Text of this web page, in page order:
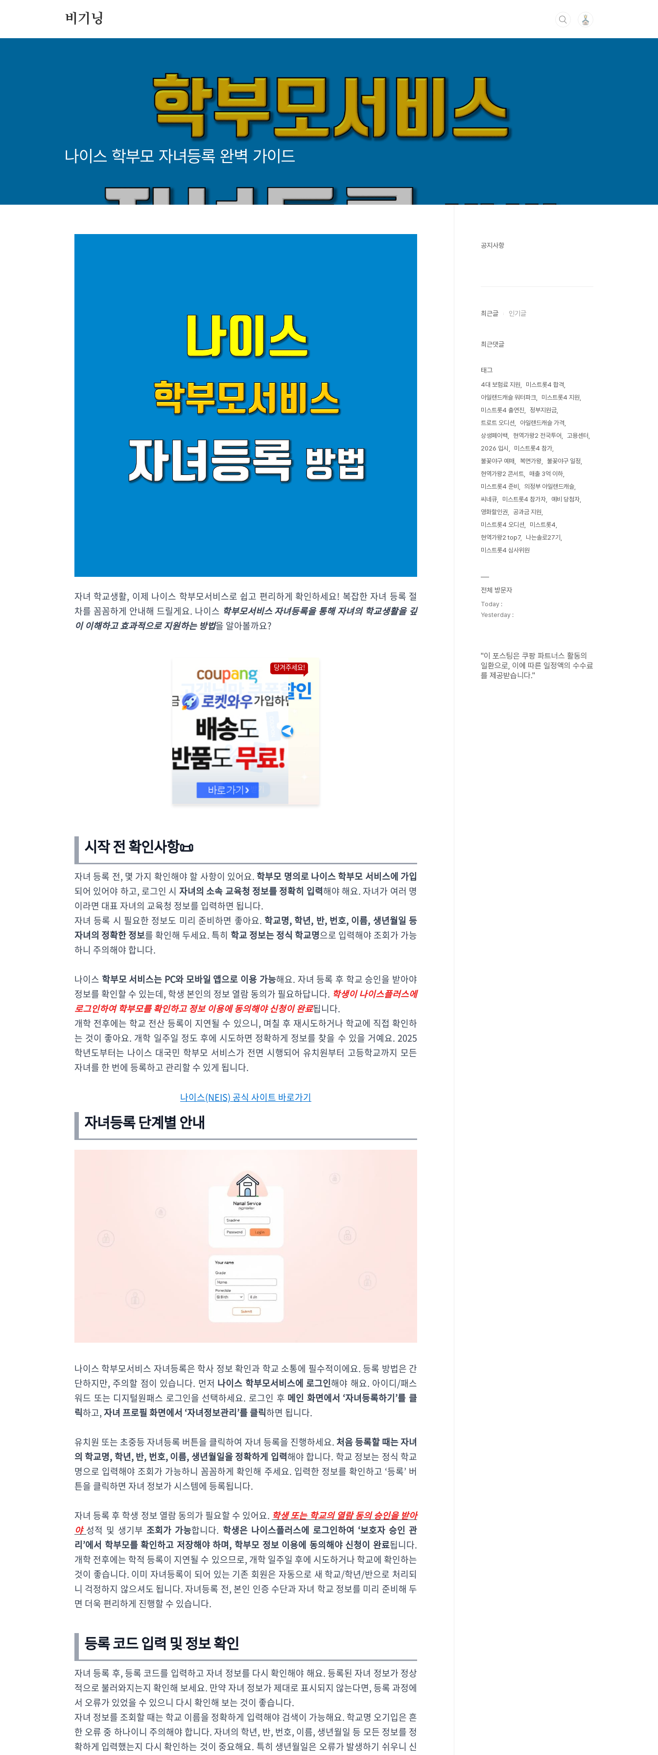
비기닝
나이스 학부모 자녀등록 완벽 가이드
자녀 학교생활, 이제 나이스 학부모서비스로 쉽고 편리하게 확인하세요! 복잡한 자녀 등록 절
차를 꼼꼼하게 안내해 드릴게요. 나이스 학부모서비스 자녀등록을 통해 자녀의 학교생활을 깊
이 이해하고 효과적으로 지원하는 방법을 알아볼까요?
당겨주세요!
시작 전 확인사항📜
자녀 등록 전, 몇 가지 확인해야 할 사항이 있어요. 학부모 명의로 나이스 학부모 서비스에 가입
되어 있어야 하고, 로그인 시 자녀의 소속 교육청 정보를 정확히 입력해야 해요. 자녀가 여러 명
이라면 대표 자녀의 교육청 정보를 입력하면 됩니다.
자녀 등록 시 필요한 정보도 미리 준비하면 좋아요. 학교명, 학년, 반, 번호, 이름, 생년월일 등
자녀의 정확한 정보를 확인해 두세요. 특히 학교 정보는 정식 학교명으로 입력해야 조회가 가능
하니 주의해야 합니다.
나이스 학부모 서비스는 PC와 모바일 앱으로 이용 가능해요. 자녀 등록 후 학교 승인을 받아야
정보를 확인할 수 있는데, 학생 본인의 정보 열람 동의가 필요하답니다. 학생이 나이스플러스에
로그인하여 학부모를 확인하고 정보 이용에 동의해야 신청이 완료됩니다.
개학 전후에는 학교 전산 등록이 지연될 수 있으니, 며칠 후 재시도하거나 학교에 직접 확인하
는 것이 좋아요. 개학 일주일 정도 후에 시도하면 정확하게 정보를 찾을 수 있을 거예요. 2025
학년도부터는 나이스 대국민 학부모 서비스가 전면 시행되어 유치원부터 고등학교까지 모든
자녀를 한 번에 등록하고 관리할 수 있게 됩니다.
나이스(NEIS) 공식 사이트 바로가기
자녀등록 단계별 안내
나이스 학부모서비스 자녀등록은 학사 정보 확인과 학교 소통에 필수적이에요. 등록 방법은 간
단하지만, 주의할 점이 있습니다. 먼저 나이스 학부모서비스에 로그인해야 해요. 아이디/패스
워드 또는 디지털원패스 로그인을 선택하세요. 로그인 후 메인 화면에서 ‘자녀등록하기’를 클
릭하고,자녀 프로필 화면에서 ‘자녀정보관리’를 클릭하면 됩니다.
유치원 또는 초중등 자녀등록 버튼을 클릭하여 자녀 등록을 진행하세요. 처음 등록할 때는 자녀
의 학교명, 학년, 반, 번호, 이름, 생년월일을 정확하게 입력해야 합니다. 학교 정보는 정식 학교
명으로 입력해야 조회가 가능하니 꼼꼼하게 확인해 주세요. 입력한 정보를 확인하고 ‘등록’ 버
튼을 클릭하면 자녀 정보가 시스템에 등록됩니다.
자녀 등록 후 학생 정보 열람 동의가 필요할 수 있어요. 학생 또는 학교의 열람 동의 승인을 받아
야 성적 및 생기부 조회가 가능합니다. 학생은 나이스플러스에 로그인하여 ‘보호자 승인 관
리’에서 학부모를 확인하고 저장해야 하며, 학부모 정보 이용에 동의해야 신청이 완료됩니다.
개학 전후에는 학적 등록이 지연될 수 있으므로, 개학 일주일 후에 시도하거나 학교에 확인하는
것이 좋습니다. 이미 자녀등록이 되어 있는 기존 회원은 자동으로 새 학교/학년/반으로 처리되
니 걱정하지 않으셔도 됩니다. 자녀등록 전, 본인 인증 수단과 자녀 학교 정보를 미리 준비해 두
면 더욱 편리하게 진행할 수 있습니다.
등록 코드 입력 및 정보 확인
자녀 등록 후, 등록 코드를 입력하고 자녀 정보를 다시 확인해야 해요. 등록된 자녀 정보가 정상
적으로 불러와지는지 확인해 보세요. 만약 자녀 정보가 제대로 표시되지 않는다면, 등록 과정에
서 오류가 있었을 수 있으니 다시 확인해 보는 것이 좋습니다.
자녀 정보를 조회할 때는 학교 이름을 정확하게 입력해야 검색이 가능해요. 학교명 오기입은 흔
한 오류 중 하나이니 주의해야 합니다. 자녀의 학년, 반, 번호, 이름, 생년월일 등 모든 정보를 정
확하게 입력했는지 다시 확인하는 것이 중요해요. 특히 생년월일은 오류가 발생하기 쉬우니 신
공지사항
최근글 인기글
최근댓글
태그
4대 보험료 지원
미스트롯4 합격
아일랜드캐슬 워터파크
미스트롯4 지원
미스트롯4 출연진
정부지원금
트로트 오디션
아일랜드캐슬 가격
상생페이백
현역가왕2 전국투어
고용센터
2026 입시
미스트롯4 참가
불꽃야구 예매
복면가왕
불꽃야구 일정
현역가왕2 콘서트
매출 3억 이하
미스트롯4 준비
의정부 아일랜드캐슬
씨네큐
미스트롯4 참가자
예비 당첨자
영화할인권
공과금 지원
미스트롯4 오디션
미스트롯4
현역가왕2 top7
나는솔로27기
미스트롯4 심사위원
전체 방문자
Today :
Yesterday :
"이 포스팅은 쿠팡 파트너스 활동의
일환으로, 이에 따른 일정액의 수수료
를 제공받습니다."